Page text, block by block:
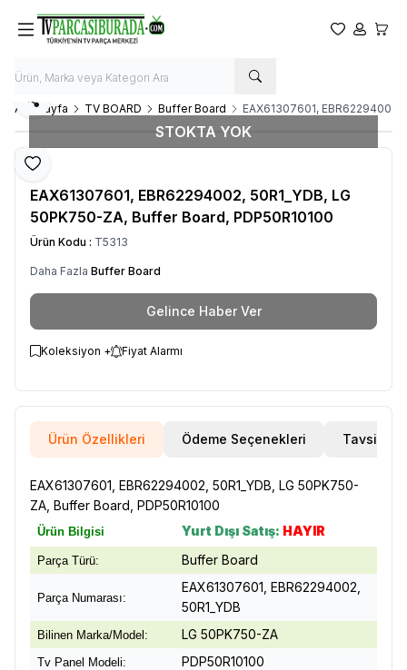
Favorilerim
Hesabım
Ana Sayfa TV BOARD Buffer Board EAX61307601, EBR62294002,
STOKTA YOK
Favoriye Ekle
Paylaş
LG
EAX61307601, EBR62294002, 50R1_YDB, LG
50PK750-ZA, Buffer Board, PDP50R10100
Ürün Kodu : T5313
Daha Fazla Buffer Board
Gelince Haber Ver
Koleksiyon + Fiyat Alarmı
Ürün Özellikleri Ödeme Seçenekleri Tavsiye Et
EAX61307601, EBR62294002, 50R1_YDB, LG 50PK750-
ZA, Buffer Board, PDP50R10100
Ürün Bilgisi Yurt Dışı Satış: HAYIR
Parça Türü: Buffer Board
Parça Numarası:
EAX61307601, EBR62294002,
50R1_YDB
Bilinen Marka/Model: LG 50PK750-ZA
Tv Panel Modeli: PDP50R10100